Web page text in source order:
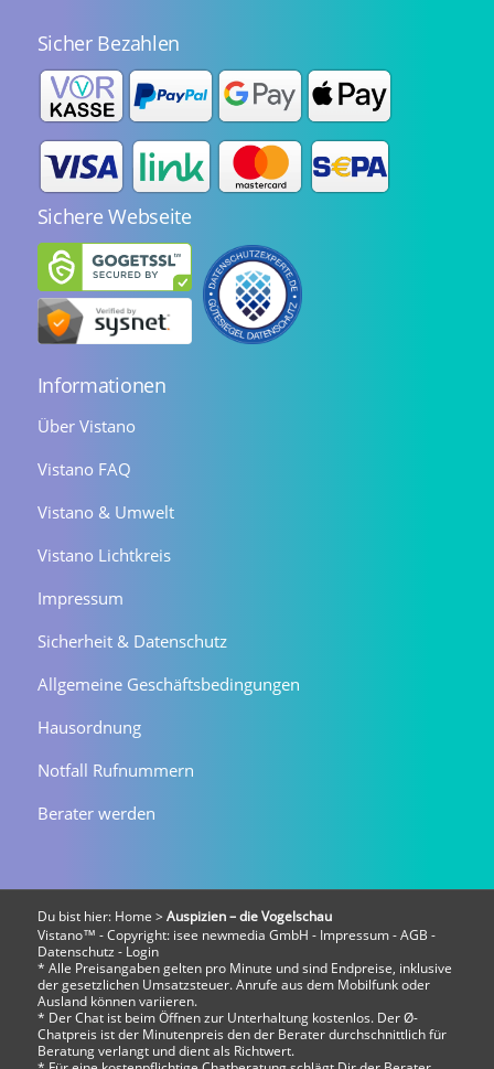
Sicher Bezahlen
Sichere Webseite
Informationen
Über Vistano
Vistano FAQ
Vistano & Umwelt
Vistano Lichtkreis
Impressum
Sicherheit & Datenschutz
Allgemeine Geschäftsbedingungen
Hausordnung
Notfall Rufnummern
Berater werden
Du bist hier: Home > Auspizien – die Vogelschau
Vistano™ - Copyright: isee newmedia GmbH - Impressum-AGB -
Datenschutz - Login
* Alle Preisangaben gelten pro Minute und sind Endpreise, inklusive
der gesetzlichen Umsatzsteuer. Anrufe aus dem Mobilfunk oder
Ausland können variieren.
* Der Chat ist beim Öffnen zur Unterhaltung kostenlos. Der Ø-
Chatpreis ist der Minutenpreis den der Berater durchschnittlich für
Beratung verlangt und dient als Richtwert.